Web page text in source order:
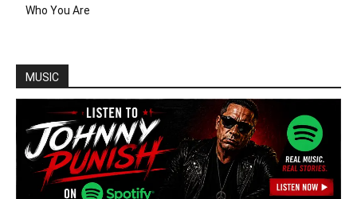
Who You Are
MUSIC